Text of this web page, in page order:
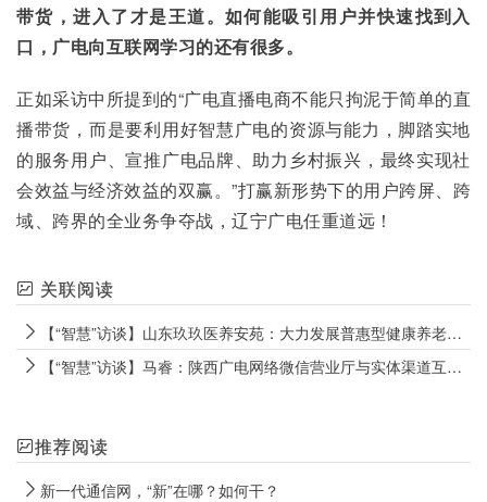
带货，进入了才是王道。如何能吸引用户并快速找到入
口，广电向互联网学习的还有很多。
正如采访中所提到的“广电直播电商不能只拘泥于简单的直
播带货，而是要利用好智慧广电的资源与能力，脚踏实地
的服务用户、宣推广电品牌、助力乡村振兴，最终实现社
会效益与经济效益的双赢。”打赢新形势下的用户跨屏、跨
域、跨界的全业务争夺战，辽宁广电任重道远！
关联阅读
【“智慧”访谈】山东玖玖医养安苑：大力发展普惠型健康养老服务
【“智慧”访谈】马睿：陕西广电网络微信营业厅与实体渠道互为补充、相互结合
推荐阅读
新一代通信网，“新”在哪？如何干？